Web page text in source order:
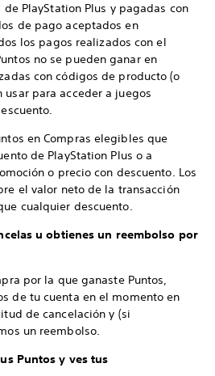
PlayStation Plus y pagadas con
de pago aceptados en
los pagos realizados con el
no se pueden ganar en
con códigos de producto (o
usar para acceder a juegos
en Compras elegibles que
de PlayStation Plus o a
o precio con descuento. Los
el valor neto de la transacción
cualquier descuento.
u obtienes un reembolso por
por la que ganaste Puntos,
de tu cuenta en el momento en
de cancelación y (si
un reembolso.
Puntos y ves tus